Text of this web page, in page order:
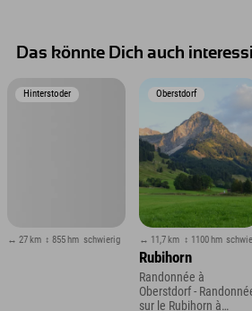
Das könnte Dich auch
Hinterstoder
↔ 27 km ↕ 855 hm schwierig
Oberstdorf
↔ 11,7 km ↕ 1100 hm
Rubihorn
Randonnée à
Oberstdorf -
sur le Rubihorn à